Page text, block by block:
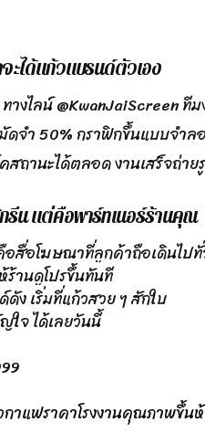
ะได้แก้วแบรนด์ตัวเอง
ทางไลน์ @KwanJaiScreen ที
จำ 50% กราฟิกขึ้นแบบจำ
สถานะได้ตลอด งานเสร็จถ่า
รีน แต่คือพาร์ทเนอร์ร้านคุณ
อสื่อโฆษณาที่ลูกค้าถือเดินไป
ร้านดูโปรขึ้นทันที
ง เริ่มที่แก้วสวย ๆ สักใบ
ใจ ได้เลยวันนี้
าแฟราคาโรงงานคุณภาพขึ้น